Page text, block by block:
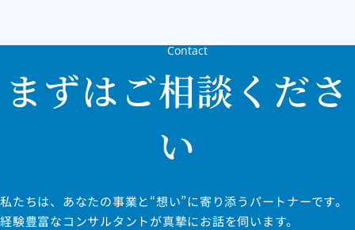
Contact
まずはご相談くださ
い
私たちは、あなたの事業と“想い”に寄り添うパートナーです。
経験豊富なコンサルタントが真摯にお話を伺います。